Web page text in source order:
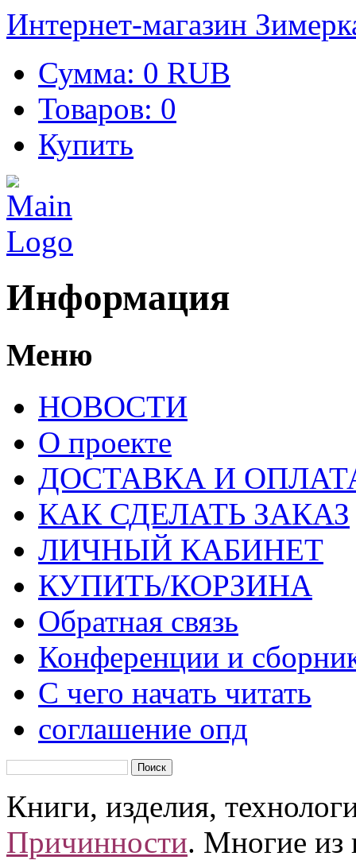
Интернет-магазин
Сумма: 0 RUB
Товаров: 0
Купить
Информация
Меню
НОВОСТИ
О проекте
ДОСТАВКА И
КАК СДЕЛАТЬ ЗАКАЗ
ЛИЧНЫЙ КАБИНЕТ
КУПИТЬ/КОРЗИНА
Обратная связь
Конференции и
С чего начать читать
соглашение опд
Книги, изделия,
Причинности. Многие из